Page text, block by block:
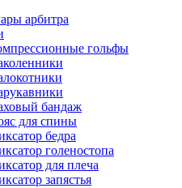
арбитра
гольфы
бандаж
для спины
бедра
голеностопа
для плеча
запястья